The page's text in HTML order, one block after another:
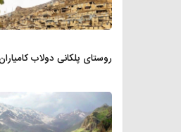
روستای پلکانی دولاب